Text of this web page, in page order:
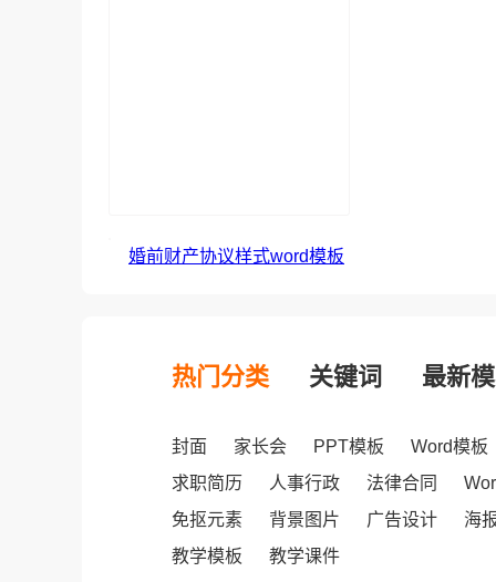
婚前财产协议样式word模板
热门分类 关键词 最新
封面 家长会 PPT模板
Word模板
求职简历
人事行政 法律合同
免抠元素
背景图片 广告设计
海
教学模板
教学课件